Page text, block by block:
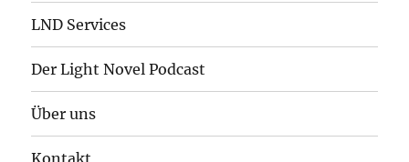
LND Services
Der Light Novel Podcast
Über uns
Kontakt